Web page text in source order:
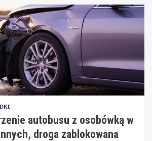
autobusu z osobówką w
droga zablokowana